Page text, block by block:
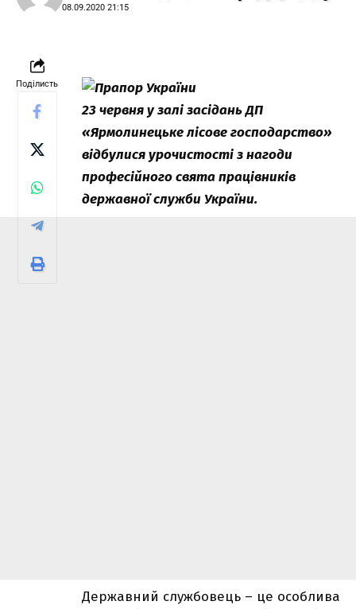
08.09.2020 21:15
Поділисть
23 червня у залі засідань ДП
«Ярмолинецьке лісове господарство»
відбулися урочистості з нагоди
професійного свята працівників
державної служби України.
Державний службовець – це особлива